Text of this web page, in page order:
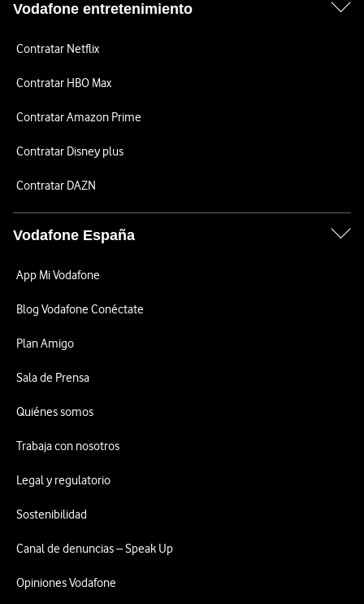
Vodafone entretenimiento
Contratar Netflix
Contratar HBO Max
Contratar Amazon Prime
Contratar Disney plus
Contratar DAZN
Vodafone España
App Mi Vodafone
Blog Vodafone Conéctate
Plan Amigo
Sala de Prensa
Quiénes somos
Trabaja con nosotros
Legal y regulatorio
Sostenibilidad
Canal de denuncias – Speak Up
Opiniones Vodafone